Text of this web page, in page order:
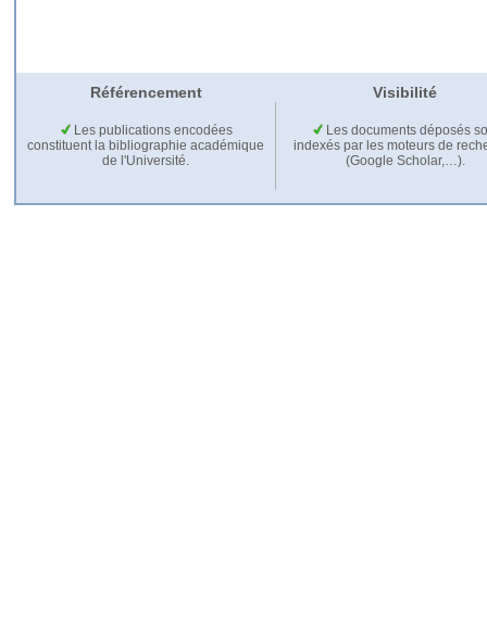
Référencement Visibilité
Les publications encodées
constituent la bibliographie académique
de l'Université.
Les documents déposés
indexés par les moteurs de
(Google Scholar,…).